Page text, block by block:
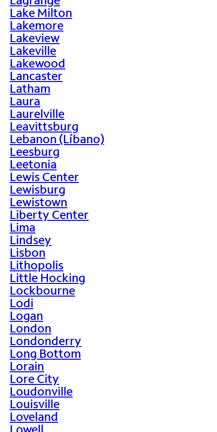
Lake Milton
Lakemore
Lakeview
Lakeville
Lakewood
Lancaster
Latham
Laura
Laurelville
Leavittsburg
Lebanon (Líbano)
Leesburg
Leetonia
Lewis Center
Lewisburg
Lewistown
Liberty Center
Lima
Lindsey
Lisbon
Lithopolis
Little Hocking
Lockbourne
Lodi
Logan
London
Londonderry
Long Bottom
Lorain
Lore City
Loudonville
Louisville
Loveland
Lowell